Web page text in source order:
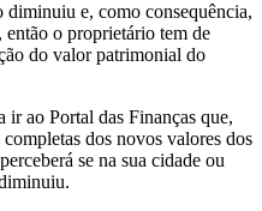
diminuiu e, como consequência,
o proprietário tem de
do valor patrimonial do
ir ao Portal das Finanças que,
dos novos valores dos
se na sua cidade ou